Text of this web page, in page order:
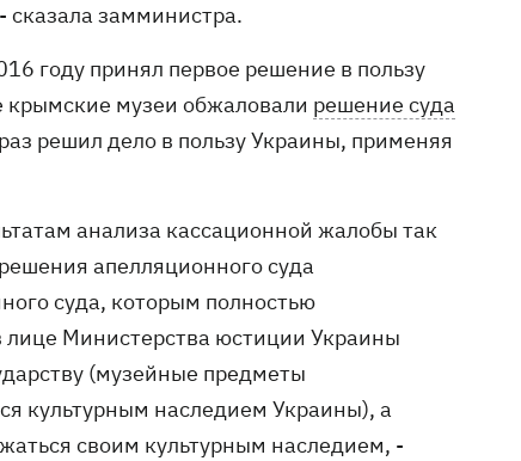
сказала замминистра.
году принял первое решение в пользу
музеи обжаловали решение суда
решил дело в пользу Украины, применяя
анализа кассационной жалобы так
апелляционного суда
суда, которым полностью
лице Министерства юстиции Украины
(музейные предметы
культурным наследием Украины), а
своим культурным наследием, -